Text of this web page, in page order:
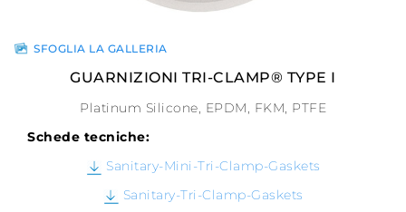
SFOGLIA LA GALLERIA
GUARNIZIONI TRI-CLAMP® TYPE I
Platinum Silicone, EPDM, FKM, PTFE
Schede tecniche:
Sanitary-Mini-Tri-Clamp-Gaskets
Sanitary-Tri-Clamp-Gaskets